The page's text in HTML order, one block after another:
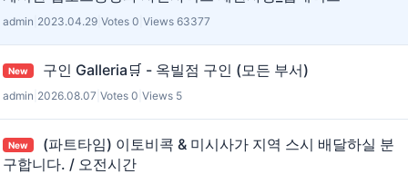
admin 2023.04.29| Votes 0 Views 63377
New 구인 Galleria🛒 - 옥빌점 구인 (모든 부서)
admin 2026.08.07 Votes 0 Views 5
New
(파트타임) 이토비콕 & 미시사가 지역 스시 배달하실 분
구합니다. / 오전시간